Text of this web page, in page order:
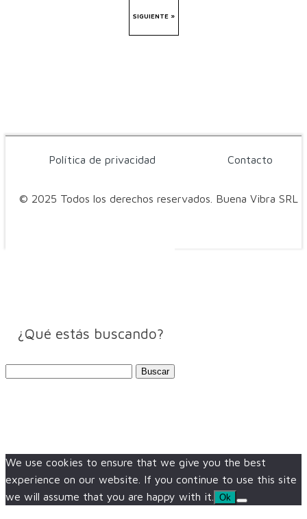
SIGUIENTE »
© 2025 Todos los derechos reservados. Buena Vibra SRL
Política de privacidad Contacto
¿Qué estás buscando?
We use cookies to ensure that we give you the best
experience on our website. If you continue to use this site
we will assume that you are happy with it.
Ok